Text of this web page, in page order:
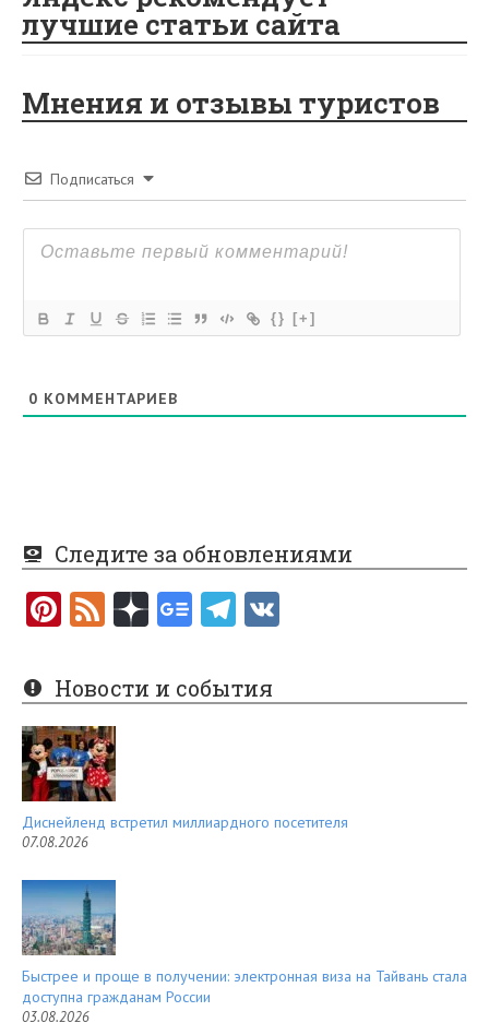
лучшие статьи сайта
Мнения и отзывы туристов
Подписаться
{} [+]
0 КОММЕНТАРИЕВ
Следите за обновлениями
Pi
er
es
t
F
e
d
Новости и события
Диснейленд встретил миллиардного посетителя
07.08.2026
Быстрее и проще в получении: электронная виза на Тайвань стала
доступна гражданам России
03.08.2026